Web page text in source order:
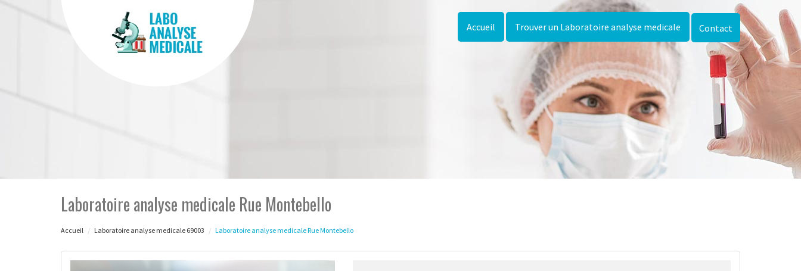
Accueil Trouver un Laboratoire analyse medicale Contact
Laboratoire analyse medicale Rue Montebello
Accueil Laboratoire analyse medicale 69003 Laboratoire analyse medicale Rue Montebello